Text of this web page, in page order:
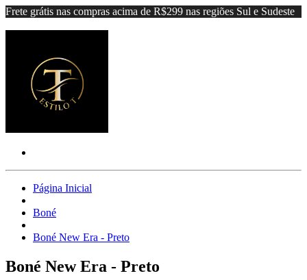
Frete grátis nas compras acima de R$299 nas regiões Sul e Sudeste
Página Inicial
Boné
Boné New Era - Preto
Boné New Era - Preto